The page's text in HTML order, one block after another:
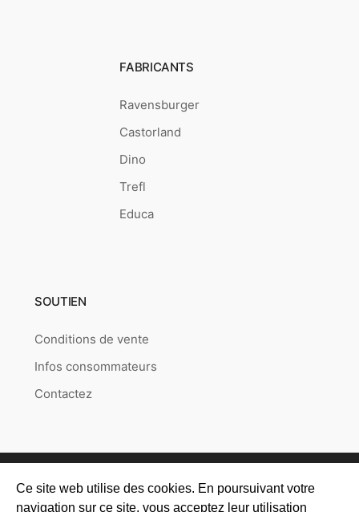
FABRICANTS
Ravensburger
Castorland
Dino
Trefl
Educa
SOUTIEN
Conditions de vente
Infos consommateurs
Contactez
Copyright © 2026Puzzlepoint.fr Created by
Ce site web utilise des cookies. En poursuivant votre
navigation sur ce site, vous acceptez leur utilisation